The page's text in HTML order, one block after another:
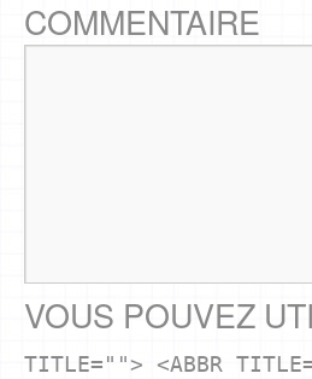
COMMENTAIRE
VOUS POUVEZ
TITLE=""> <ABBR